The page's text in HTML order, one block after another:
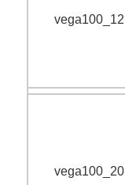
vega100_12
vega100_20